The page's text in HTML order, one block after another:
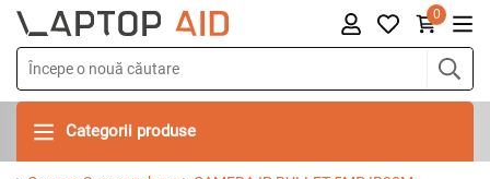
0
Categorii produse